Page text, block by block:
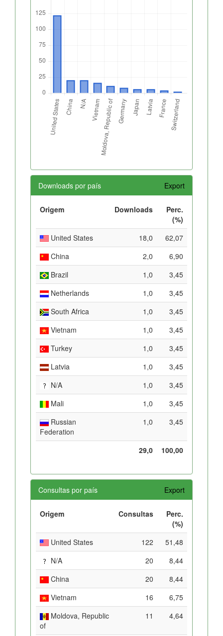
Downloads por país Export
Origem Downloads
Perc.
(%)
United States
18,0
62,07
China
2,0
6,90
Brazil
1,0
3,45
Netherlands
1,0
3,45
South Africa
1,0
3,45
Vietnam
1,0
3,45
Turkey
1,0
3,45
Latvia
1,0
3,45
N/A
1,0
3,45
Mali
1,0
3,45
Russian
Federation
1,0 3,45
29,0 100,00
Consultas por país Export
Origem Consultas
Perc.
(%)
United States
122
51,48
N/A
20
8,44
China
20
8,44
Vietnam
16
6,75
Moldova, Republic
of
11 4,64